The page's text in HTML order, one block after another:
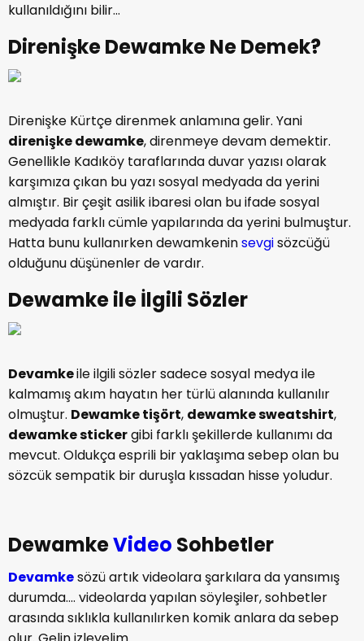
kullanıldığını bilir...
Direnişke Dewamke Ne Demek?
Direnişke Kürtçe direnmek anlamına gelir. Yani
direnişke dewamke, direnmeye devam demektir.
Genellikle Kadıköy taraflarında duvar yazısı olarak
karşımıza çıkan bu yazı sosyal medyada da yerini
almıştır. Bir çeşit asilik ibaresi olan bu ifade sosyal
medyada farklı cümle yapılarında da yerini bulmuştur.
Hatta bunu kullanırken dewamkeninsevgisözcüğü
olduğunu düşünenler de vardır.
Dewamke ile İlgili Sözler
Devamkeile ilgili sözler sadece sosyal medya ile
kalmamış akım hayatın her türlü alanında kullanılır
olmuştur. Dewamke tişört, dewamke sweatshirt,
dewamke stickergibi farklı şekillerde kullanımı da
mevcut. Oldukça esprili bir yaklaşıma sebep olan bu
sözcük sempatik bir duruşla kıssadan hisse yoludur.
Dewamke Video Sohbetler
Devamkesözü artık videolara şarkılara da yansımış
durumda.... videolarda yapılan söyleşiler, sohbetler
arasında sıklıkla kullanılırken komik anlara da sebep